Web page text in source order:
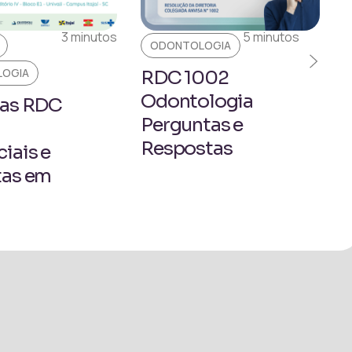
5 minutos
e
EVENTOS
ODONTOLOGIA
3 minutos
RDC 1002-
Palestra
Presencial em